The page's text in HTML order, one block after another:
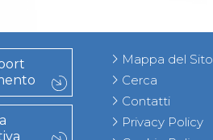
Mappa del Sito
Cerca
Contatti
Privacy Policy